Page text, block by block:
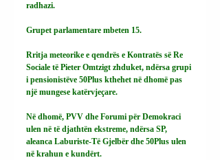
radhazi.
Grupet parlamentare mbeten 15.
Rritja meteorike e qendrës e Kontratës së Re
Sociale të Pieter Omtzigt zhduket, ndërsa grupi
i pensionistëve 50Plus kthehet në dhomë pas
një mungese katërvjeçare.
Në dhomë, PVV dhe Forumi për Demokraci
ulen në të djathtën ekstreme, ndërsa SP,
aleanca Laburiste-Të Gjelbër dhe 50Plus ulen
në krahun e kundërt.